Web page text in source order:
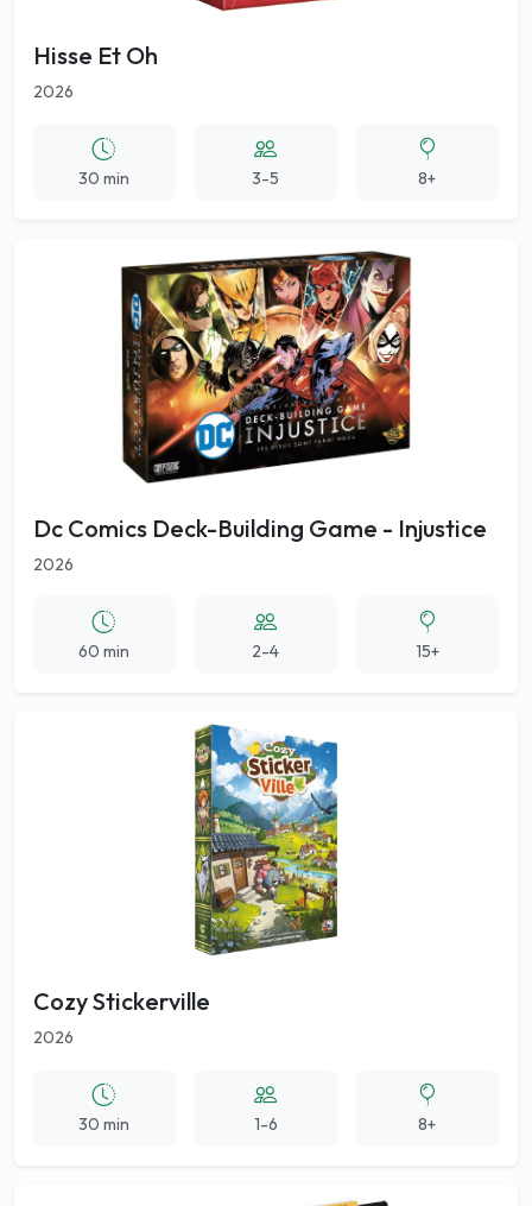
Hisse Et Oh
2026
30 min 3-5 8+
Dc Comics Deck-Building Game - Injustice
2026
60 min 2-4 15+
Cozy Stickerville
2026
30 min 1-6 8+